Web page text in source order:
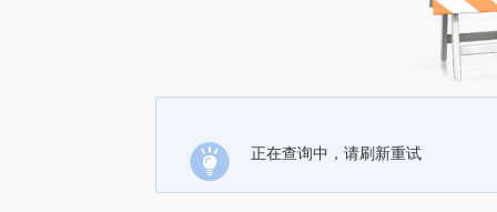
正在查询中，请刷新重试